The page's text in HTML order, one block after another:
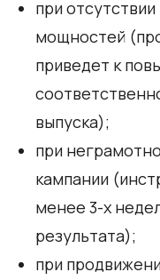
при
мощностей
приведет к
выпуска);
при
кампании
менее 3-х
результата);
при